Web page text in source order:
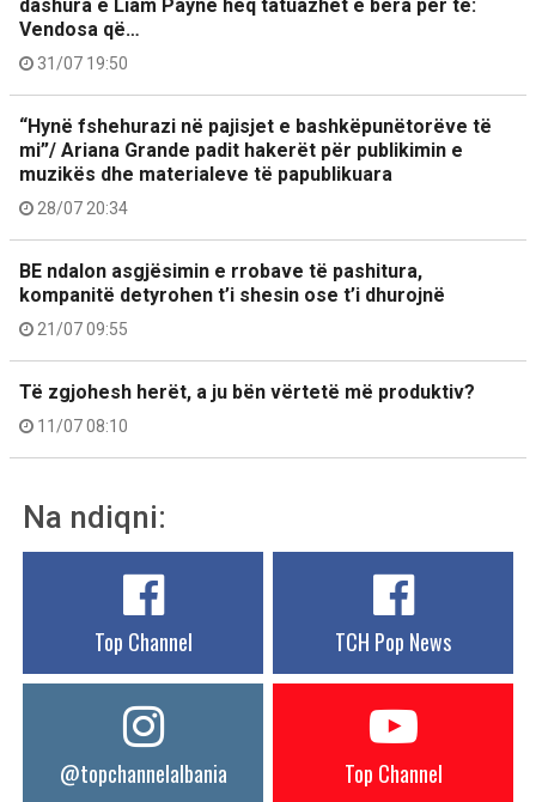
dashura e Liam Payne heq tatuazhet e bëra për të:
Vendosa që…
31/07 19:50
“Hynë fshehurazi në pajisjet e bashkëpunëtorëve të
mi”/ Ariana Grande padit hakerët për publikimin e
muzikës dhe materialeve të papublikuara
28/07 20:34
BE ndalon asgjësimin e rrobave të pashitura,
kompanitë detyrohen t’i shesin ose t’i dhurojnë
21/07 09:55
Të zgjohesh herët, a ju bën vërtetë më produktiv?
11/07 08:10
Na ndiqni:
Top Channel TCH Pop News
@topchannelalbania Top Channel